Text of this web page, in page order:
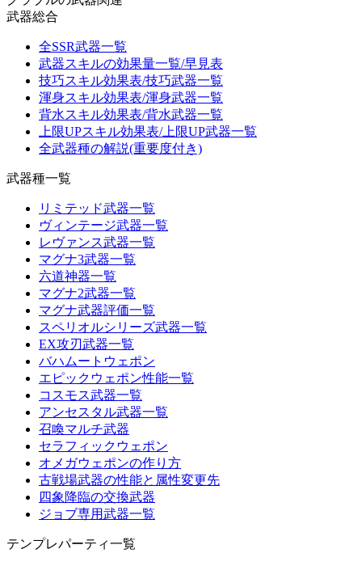
武器総合
全SSR武器一覧
武器スキルの効果量一覧/早見表
技巧スキル効果表/技巧武器一覧
渾身スキル効果表/渾身武器一覧
背水スキル効果表/背水武器一覧
上限UPスキル効果表/上限UP武器一覧
全武器種の解説(重要度付き)
武器種一覧
リミテッド武器一覧
ヴィンテージ武器一覧
レヴァンス武器一覧
マグナ3武器一覧
六道神器一覧
マグナ2武器一覧
マグナ武器評価一覧
スペリオルシリーズ武器一覧
EX攻刃武器一覧
バハムートウェポン
エピックウェポン性能一覧
コスモス武器一覧
アンセスタル武器一覧
召喚マルチ武器
セラフィックウェポン
オメガウェポンの作り方
古戦場武器の性能と属性変更先
四象降臨の交換武器
ジョブ専用武器一覧
テンプレパーティ一覧